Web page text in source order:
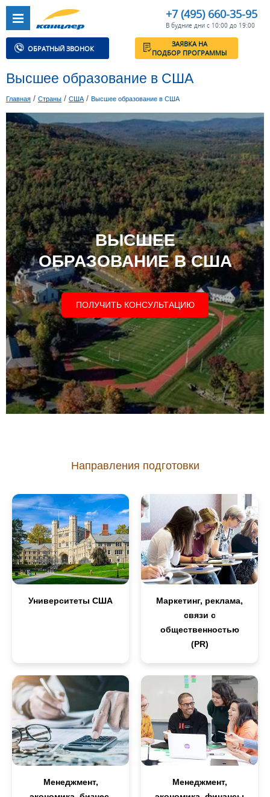
+7 (495) 660-35-95
В будние дни с 10:00 до 19:00
ОБРАТНЫЙ ЗВОНОК
ЗАЯВКА НА
ПОДБОР ПРОГРАММЫ
Высшее образование в США
Главная / Страны / США / Высшее образование в США
ВЫСШЕЕ
ОБРАЗОВАНИЕ В США
ПОЛУЧИТЬ КОНСУЛЬТАЦИЮ
Направления подготовки
Университеты США
Маркетинг, реклама,
связи с
общественностью
(PR)
Менеджмент,
Менеджмент,